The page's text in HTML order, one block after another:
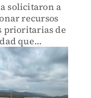
solicitaron a
recursos
prioritarias de
que